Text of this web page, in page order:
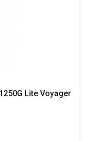
Lite Voyager